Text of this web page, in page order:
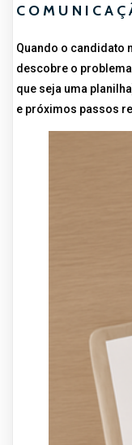
Quando o candidato
descobre o
que seja uma
e próximos passos